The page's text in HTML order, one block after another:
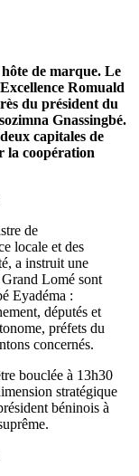
de marque. Le
Romuald
du président du
Gnassingbé.
capitales de
la coopération
de
locale et des
a instruit une
Lomé sont
Eyadéma :
députés et
préfets du
concernés.
bouclée à 13h30
stratégique
béninois à